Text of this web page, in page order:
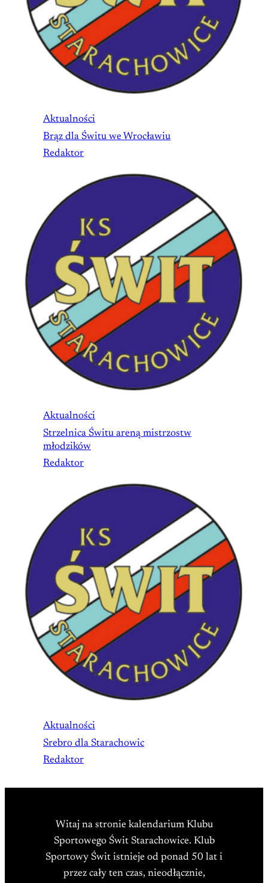
Aktualności
Brąz dla Świtu we Wrocławiu
Redaktor
Aktualności
Strzelnica Świtu areną mistrzostw
młodzików
Redaktor
Aktualności
Srebro dla Starachowic
Redaktor
Witaj na stronie kalendarium Klubu
Sportowego Świt Starachowice. Klub
Sportowy Świt istnieje od ponad 50 lat i
przez cały ten czas, nieodłącznie,